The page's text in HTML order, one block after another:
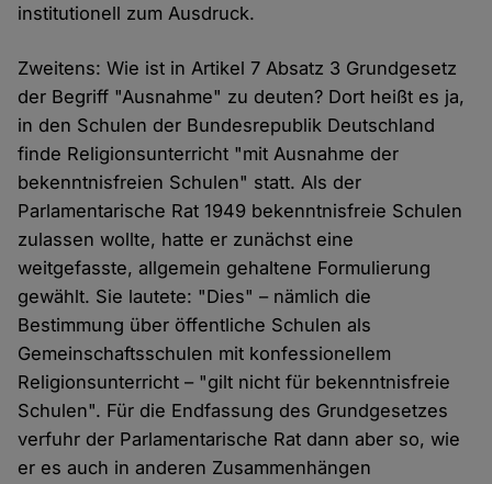
institutionell zum Ausdruck.
Zweitens: Wie ist in Artikel 7 Absatz 3 Grundgesetz
der Begriff "Ausnahme" zu deuten? Dort heißt es ja,
in den Schulen der Bundesrepublik Deutschland
finde Religionsunterricht "mit Ausnahme der
bekenntnisfreien Schulen" statt. Als der
Parlamentarische Rat 1949 bekenntnisfreie Schulen
zulassen wollte, hatte er zunächst eine
weitgefasste, allgemein gehaltene Formulierung
gewählt. Sie lautete: "Dies" – nämlich die
Bestimmung über öffentliche Schulen als
Gemeinschaftsschulen mit konfessionellem
Religionsunterricht – "gilt nicht für bekenntnisfreie
Schulen". Für die Endfassung des Grundgesetzes
verfuhr der Parlamentarische Rat dann aber so, wie
er es auch in anderen Zusammenhängen